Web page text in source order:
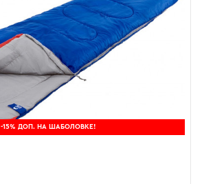
-15% ДОП. НА ШАБОЛОВКЕ!